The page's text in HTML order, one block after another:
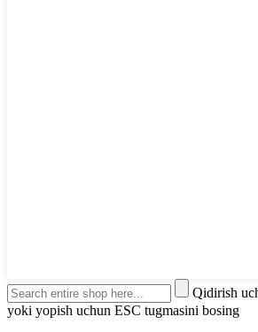
Qidirish
yoki yopish uchun ESC tugmasini bosing